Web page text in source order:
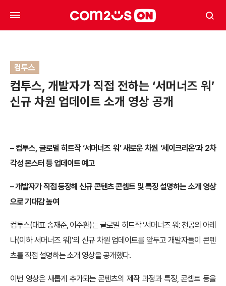
컴투스
컴투스, 개발자가 직접 전하는 ‘서머너즈 워’
신규 차원 업데이트 소개 영상 공개
– 컴투스, 글로벌 히트작 ‘서머너즈 워’ 새로운 차원 ‘세이크리온’과 2차
각성 몬스터 등 업데이트 예고
– 개발자가 직접 등장해 신규 콘텐츠 콘셉트 및 특징 설명하는 소개 영상
으로 기대감 높여
컴투스(대표 송재준, 이주환)는 글로벌 히트작 ‘서머너즈 워: 천공의 아레
나(이하 서머너즈 워)’의 신규 차원 업데이트를 앞두고 개발자들이 콘텐
츠를 직접 설명하는 소개 영상을 공개했다.
이번 영상은 새롭게 추가되는 콘텐츠의 제작 과정과 특징, 콘셉트 등을